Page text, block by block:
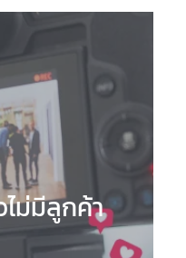
ม่มีลูกค้า